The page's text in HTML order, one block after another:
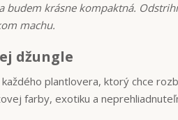
budem krásne kompaktná.
machu.
džungle
plantlovera, ktorý chce
farby, exotiku a